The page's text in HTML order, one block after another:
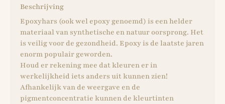
Beschrijving
Epoxyhars (ook wel epoxy genoemd) is een helder
materiaal van synthetische en natuur oorsprong. Het
is veilig voor de gezondheid. Epoxy is de laatste jaren
enorm populair geworden.
Houd er rekening mee dat kleuren er in
werkelijkheid iets anders uit kunnen zien!
Afhankelijk van de weergave en de
pigmentconcentratie kunnen de kleurtinten